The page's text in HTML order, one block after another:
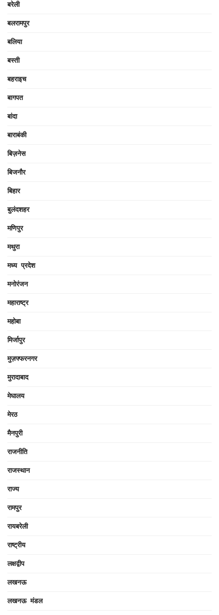
बरेली
बलरामपुर
बलिया
बस्ती
बहराइच
बागपत
बांदा
बाराबंकी
बिज़नेस
बिजनौर
बिहार
बुलंदशहर
मणिपुर
मथुरा
मध्य प्रदेश
मनोरंजन
महाराष्ट्र
महोबा
मिर्जापुर
मुज़फ्फरनगर
मुरादाबाद
मेघालय
मेरठ
मैनपुरी
राजनीति
राजस्थान
राज्य
रामपुर
रायबरेली
राष्ट्रीय
लक्षद्वीप
लखनऊ
लखनऊ मंडल